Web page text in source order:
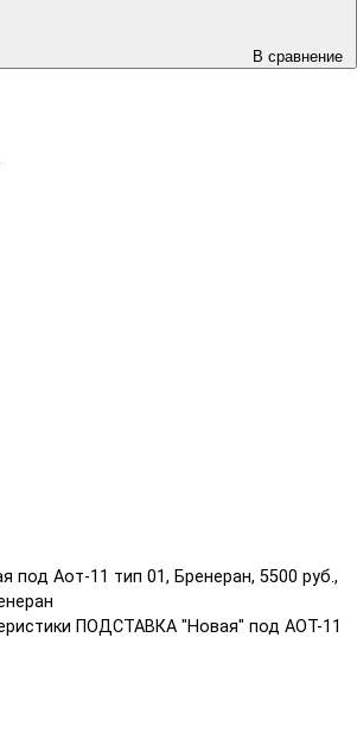
В сравнение
под Аот-11 тип 01, Бренеран, 5500 руб.,
ПОДСТАВКА "Новая" под АОТ-11